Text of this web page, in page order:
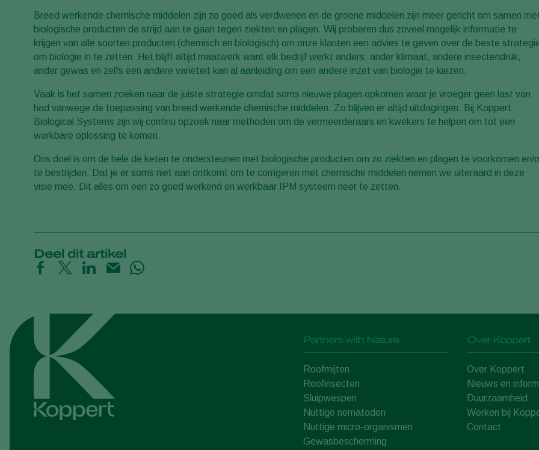
Breed werkende chemische middelen zijn zo goed als verdwenen en de groene middelen zijn meer gericht om samen
biologische producten de strijd aan te gaan tegen ziekten en plagen. Wij proberen dus zoveel mogelijk informatie te
krijgen van alle soorten producten (chemisch en biologisch) om onze klanten een advies te geven over de beste
om biologie in te zetten. Het blijft altijd maatwerk want elk bedrijf werkt anders; ander klimaat, andere insectendruk,
ander gewas en zelfs een andere variëteit kan al aanleiding om een andere inzet van biologie te kiezen.
Vaak is het samen zoeken naar de juiste strategie omdat soms nieuwe plagen opkomen waar je vroeger geen last van
had vanwege de toepassing van breed werkende chemische middelen. Zo blijven er altijd uitdagingen. Bij Koppert
Biological Systems zijn wij continu opzoek naar methoden om de vermeerderaars en kwekers te helpen om tot een
werkbare oplossing te komen.
Ons doel is om de hele de keten te ondersteunen met biologische producten om zo ziekten en plagen te voorkomen en/
te bestrijden. Dat je er soms niet aan ontkomt om te corrigeren met chemische middelen nemen we uiteraard in deze
visie mee. Dit alles om een zo goed werkend en werkbaar IPM systeem neer te zetten.
Deel dit artikel
Partners with Nature
Roofmijten
Roofinsecten
Sluipwespen
Nuttige nematoden
Nuttige micro-organismen
Gewasbescherming
Over Koppert
Over Koppert
Nieuws en
Duurzaamheid
Werken bij
Contact